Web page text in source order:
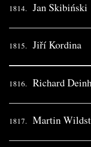
1814. Jan Skibiński
1815. Jiří Kordina
1816. Richard
1817. Martin